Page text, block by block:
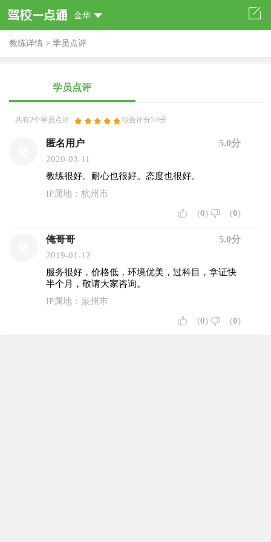
金华
教练详情 > 学员点评
学员点评
共有2个学员点评 综合评分5.0分
匿名用户 5.0分
2020-03-11
教练很好。耐心也很好。态度也很好。
IP属地：杭州市
(0) (0)
俺哥哥 5.0分
2019-01-12
服务很好，价格低，环境优美，过科目，拿证快
半个月，敬请大家咨询。
IP属地：泉州市
(0) (0)